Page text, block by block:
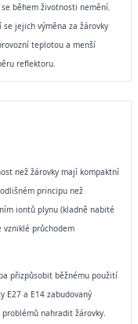
během životnosti nemění.
se jejich výměna za žárovky
teplotou a menší
reflektoru.
než žárovky mají kompaktní
principu než
iontů plynu (kladně nabité
vzniklé průchodem
přizpůsobit běžnému použití
E27 a E14 zabudovaný
nahradit žárovky.